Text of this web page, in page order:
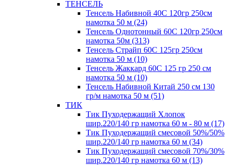
ТЕНСЕЛЬ
Тенсель Набивной 40С 120гр 250см
намотка 50 м (24)
Тенсель Однотонный 60С 120гр 250см
намотка 50м (313)
Тенсель Страйп 60С 125гр 250см
намотка 50 м (10)
Тенсель Жаккард 60С 125 гр 250 см
намотка 50 м (10)
Тенсель Набивной Китай 250 см 130
гр/м намотка 50 м (51)
ТИК
Тик Пуходержащий Хлопок
шир.220/140 гр намотка 60 м - 80 м (17)
Тик Пуходержащий смесовой 50%/50%
шир.220/140 гр намотка 60 м (34)
Тик Пуходержащий смесовой 70%/30%
шир.220/140 гр намотка 60 м (13)